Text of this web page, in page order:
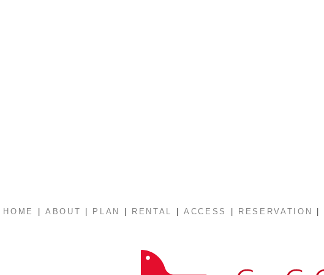
HOME |ABOUT | PLAN | RENTAL |ACCESS | RESERVATION |